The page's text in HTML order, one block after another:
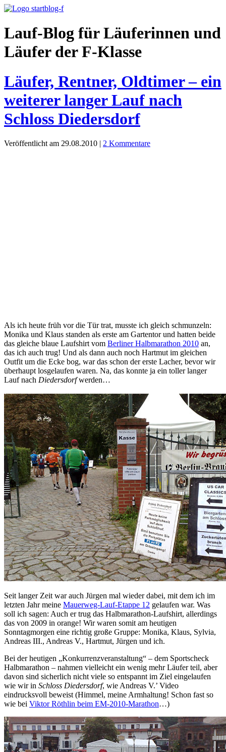
Lauf-Blog für Läuferinnen und
Läufer der F-Klasse
Läufer, Rentner, Oldtimer – ein
weiterer langer Lauf nach
Schloss Diedersdorf
Veröffentlicht am 29.08.2010 | 2 Kommentare
Als ich heute früh vor die Tür trat, musste ich gleich schmunzeln:
Monika und Klaus standen als erste am Gartentor und hatten beide
das gleiche blaue Laufshirt vom Berliner Halbmarathon 2010 an,
das ich auch trug! Und als dann auch noch Hartmut im gleichen
Outfit um die Ecke bog, war das schon der erste Lacher, bevor wir
überhaupt losgelaufen waren. Na, das konnte ja ein toller langer
Lauf nach Diedersdorfwerden…
Seit langer Zeit war auch Jürgen mal wieder dabei, mit dem ich im
letzten Jahr meine Mauerweg-Lauf-Etappe 12 gelaufen war. Was
soll ich sagen: Auch er trug das Halbmarathon-Laufshirt, allerdings
das von 2009 in orange! Wir waren somit am heutigen
Sonntagmorgen eine richtig große Gruppe: Monika, Klaus, Sylvia,
Andreas III., Andreas V., Hartmut, Jürgen und ich.
Bei der heutigen „Konkurrenzveranstaltung“ – dem Sportscheck
Halbmarathon – nahmen vielleicht ein wenig mehr Läufer teil, aber
davon sind sicherlich nicht viele so entspannt im Ziel eingelaufen
wie wir in Schloss Diedersdorf, wie Andreas V.’ Video
eindrucksvoll beweist (Himmel, meine Armhaltung! Schon fast so
wie bei Viktor Röthlin beim EM-2010-Marathon…)